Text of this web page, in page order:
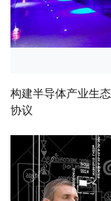
构建半导体产业生
协议